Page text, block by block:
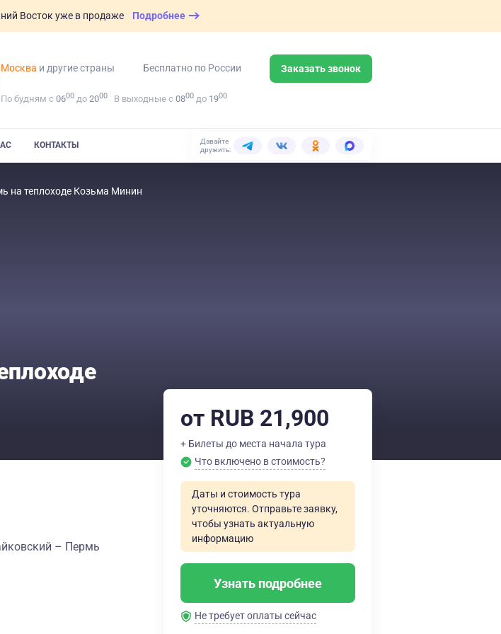
Восток уже в продаже Подробнее
Москва и другие страны Бесплатно по России Заказать звонок
По будням с 0600 до 2000 В выходные с 0800 до 1900
КОНТАКТЫ
Давайте
дружить:
на теплоходе Козьма Минин
– Пермь
от RUB 21,900
+ Билеты до места начала тура
Что включено в стоимость?
Даты и стоимость тура
уточняются. Отправьте заявку,
чтобы узнать актуальную
информацию
Узнать подробнее
Не требует оплаты сейчас